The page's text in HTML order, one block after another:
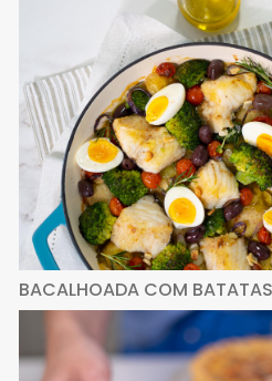
BACALHOADA COM